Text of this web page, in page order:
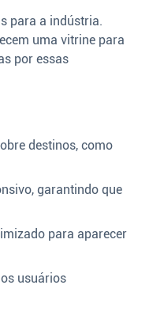
para a indústria.
uma vitrine para
por essas
destinos, como
garantindo que
para aparecer
usuários